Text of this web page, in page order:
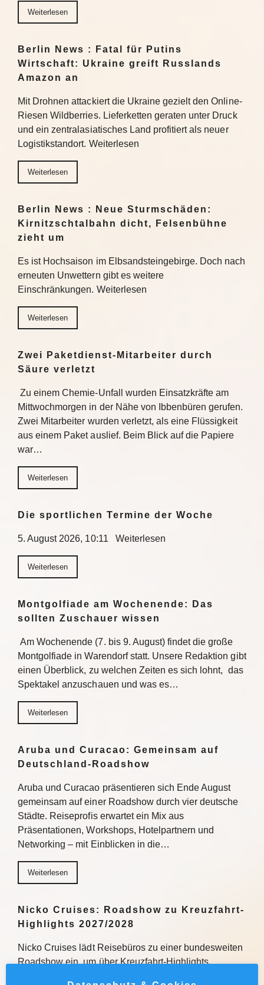
Weiterlesen
Berlin News : Fatal für Putins
Wirtschaft: Ukraine greift Russlands
Amazon an
Mit Drohnen attackiert die Ukraine gezielt den Online-
Riesen Wildberries. Lieferketten geraten unter Druck
und ein zentralasiatisches Land profitiert als neuer
Logistikstandort. Weiterlesen
Weiterlesen
Berlin News : Neue Sturmschäden:
Kirnitzschtalbahn dicht, Felsenbühne
zieht um
Es ist Hochsaison im Elbsandsteingebirge. Doch nach
erneuten Unwettern gibt es weitere
Einschränkungen. Weiterlesen
Weiterlesen
Zwei Paketdienst-Mitarbeiter durch
Säure verletzt
Zu einem Chemie-Unfall wurden Einsatzkräfte am
Mittwochmorgen in der Nähe von Ibbenbüren gerufen.
Zwei Mitarbeiter wurden verletzt, als eine Flüssigkeit
aus einem Paket auslief. Beim Blick auf die Papiere
war…
Weiterlesen
Die sportlichen Termine der Woche
5. August 2026, 10:11 Weiterlesen
Weiterlesen
Montgolfiade am Wochenende: Das
sollten Zuschauer wissen
Am Wochenende (7. bis 9. August) findet die große
Montgolfiade in Warendorf statt. Unsere Redaktion gibt
einen Überblick, zu welchen Zeiten es sich lohnt, das
Spektakel anzuschauen und was es…
Weiterlesen
Aruba und Curacao: Gemeinsam auf
Deutschland-Roadshow
Aruba und Curacao präsentieren sich Ende August
gemeinsam auf einer Roadshow durch vier deutsche
Städte. Reiseprofis erwartet ein Mix aus
Präsentationen, Workshops, Hotelpartnern und
Networking – mit Einblicken in die…
Weiterlesen
Nicko Cruises: Roadshow zu Kreuzfahrt-
Highlights 2027/2028
Nicko Cruises lädt Reisebüros zu einer bundesweiten
Roadshow ein, um über Kreuzfahrt-Highlights